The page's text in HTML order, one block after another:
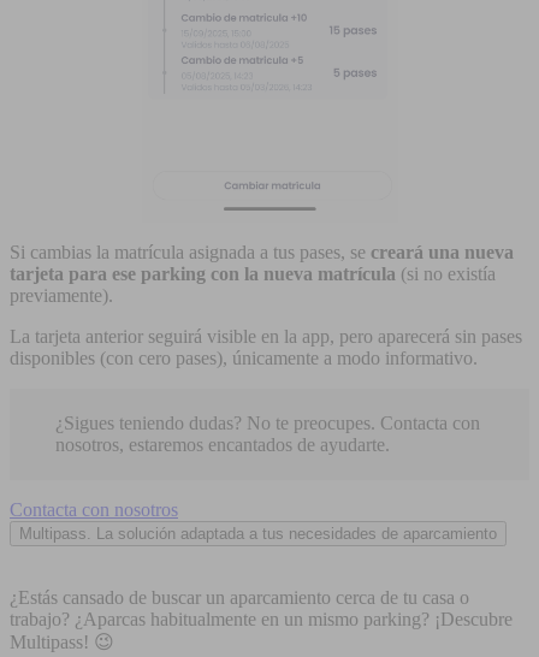
Si cambias la matrícula asignada a tus pases, se creará una nueva
tarjeta para ese parking con la nueva matrícula (si no existía
previamente).
La tarjeta anterior seguirá visible en la app, pero aparecerá sin pases
disponibles (con cero pases), únicamente a modo informativo.
¿Sigues teniendo dudas? No te preocupes. Contacta con
nosotros, estaremos encantados de ayudarte.
Contacta con nosotros
Multipass. La solución adaptada a tus necesidades de aparcamiento
¿Estás cansado de buscar un aparcamiento cerca de tu casa o
trabajo? ¿Aparcas habitualmente en un mismo parking? ¡Descubre
Multipass! 😉